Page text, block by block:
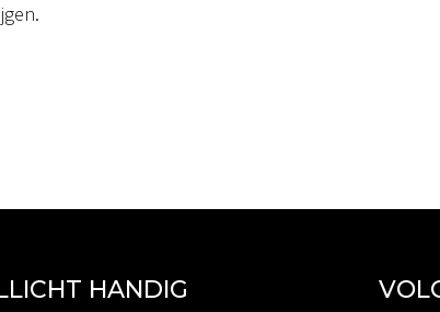
HANDIG